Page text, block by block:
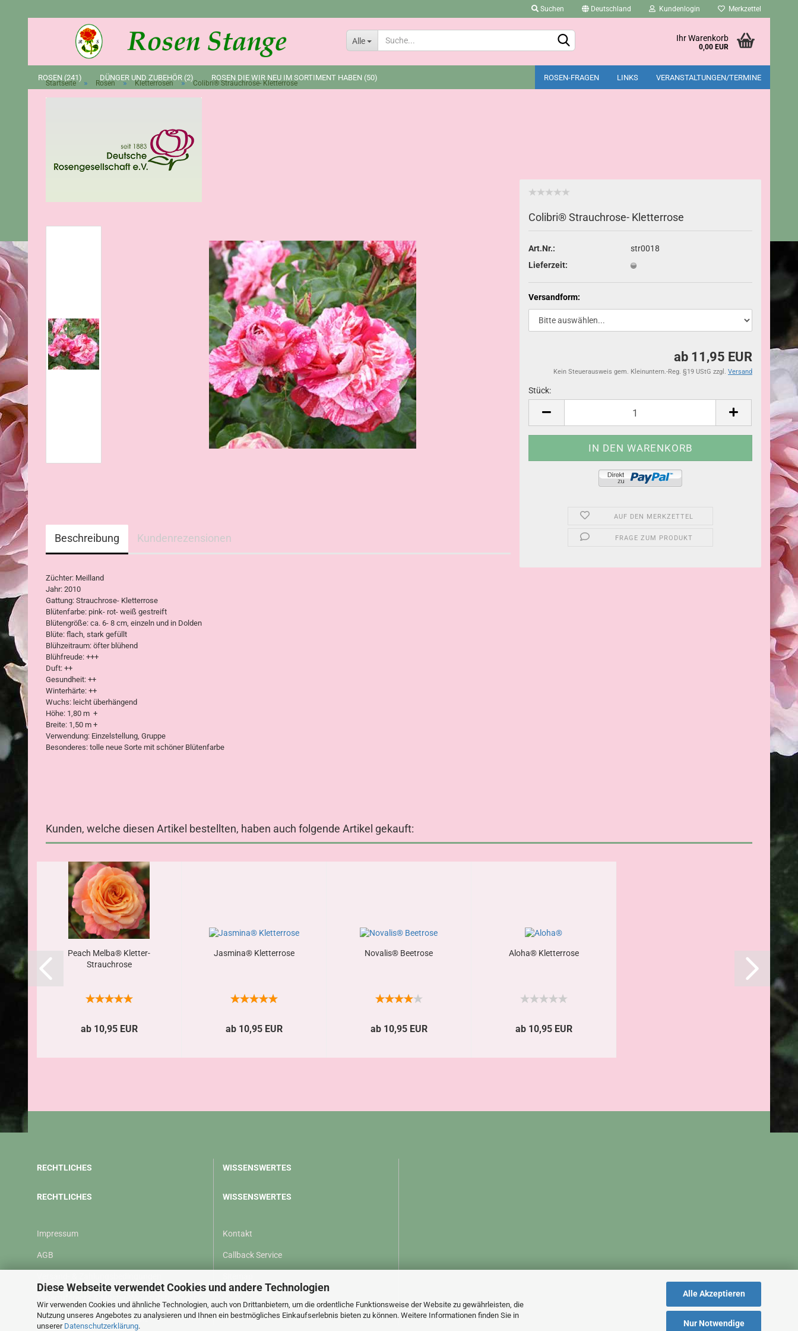
Diese Webseite verwendet Cookies und andere Technologien
Wir verwenden Cookies und ähnliche Technologien, auch von Drittanbietern, um die ordentliche Funktionsweise der Website zu gewährleisten, die
Nutzung unseres Angebotes zu analysieren und Ihnen ein bestmögliches Einkaufserlebnis bieten zu können. Weitere Informationen finden Sie in
unserer Datenschutzerklärung.
Alle Akzeptieren
Nur Notwendige
Suchen Deutschland Kundenlogin
Passwort vergessen?
Merkzettel
Alle Ihr Warenkorb
0,00 EUR
ROSEN (241) DÜNGER UND ZUBEHÖR (2) ROSEN DIE WIR NEU IM SORTIMENT HABEN (50) ROSEN-FRAGEN LINKS VERANSTALTUNGEN/TERMINE
Startseite » Rosen » Kletterrosen » Colibri® Strauchrose- Kletterrose
Colibri® Strauchrose- Kletterrose
Art.Nr.:
str0018
Lieferzeit:
Versandform:
ab 11,95 EUR
Kein Steuerausweis gem. Kleinuntern.-Reg. §19 UStG zzgl. Versand
Stück:
Stück
AUF DEN MERKZETTEL
FRAGE ZUM PRODUKT
Beschreibung Kundenrezensionen
Züchter: Meilland
Jahr: 2010
Gattung: Strauchrose- Kletterrose
Blütenfarbe: pink- rot- weiß gestreift
Blütengröße: ca. 6- 8 cm, einzeln und in Dolden
Blüte: flach, stark gefüllt
Blühzeitraum: öfter blühend
Blühfreude: +++
Duft: ++
Gesundheit: ++
Winterhärte: ++
Wuchs: leicht überhängend
Höhe: 1,80 m +
Breite: 1,50 m +
Verwendung: Einzelstellung, Gruppe
Besonderes: tolle neue Sorte mit schöner Blütenfarbe
Kunden, welche diesen Artikel bestellten, haben auch folgende Artikel gekauft:
Peach Melba® Kletter-
Strauchrose
ab 10,95 EUR
Jasmina® Kletterrose
ab 10,95 EUR
Novalis® Beetrose
ab 10,95 EUR
Aloha® Kletterrose
ab 10,95 EUR
RECHTLICHES
RECHTLICHES
Impressum
AGB
Privatsphäre und Datenschutz
WISSENSWERTES
WISSENSWERTES
Kontakt
Callback Service